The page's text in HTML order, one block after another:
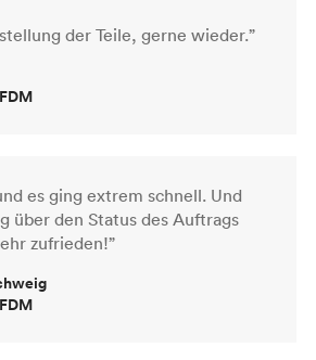
der Teile, gerne wieder.”
es ging extrem schnell. Und
über den Status des Auftrags
zufrieden!”